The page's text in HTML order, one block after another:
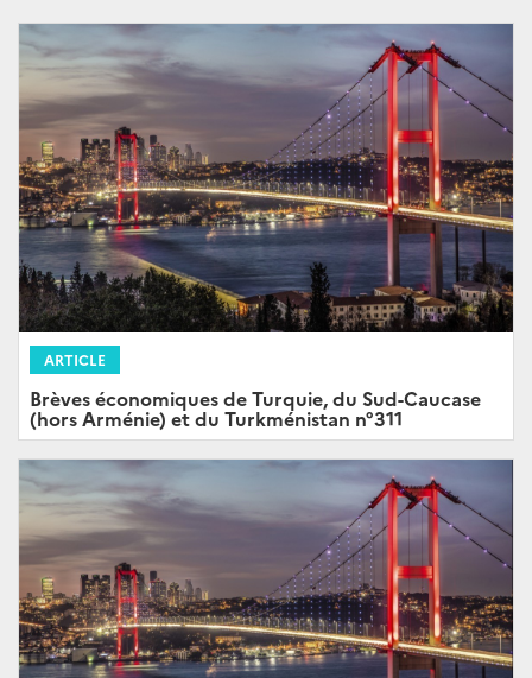
ARTICLE
Brèves économiques de Turquie, du Sud-Caucase
(hors Arménie) et du Turkménistan n°311